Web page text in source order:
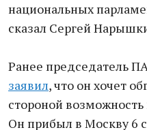
национальных
сказал Сергей
Ранее председатель
заявил, что он хочет
стороной
Он прибыл в Москву 6